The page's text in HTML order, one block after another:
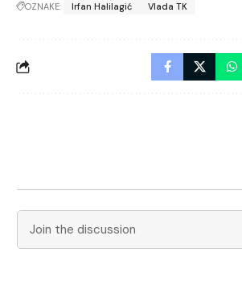
OZNAKE: Irfan Halilagić Vlada TK